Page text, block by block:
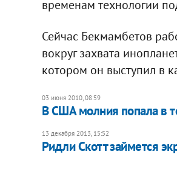
временам технологии
Сейчас Бекмамбетов
вокруг захвата
котором он выступил в
03 июня 2010, 08:59
В США молния попала в
13 декабря 2013, 15:52
Ридли Скотт займется